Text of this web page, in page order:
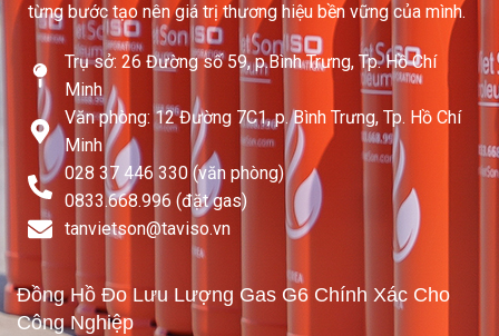
từng bước tạo nên giá trị thương hiệu bền vững của mình.
Trụ sở: 26 Đường số 59, p.Bình Trưng, Tp. Hồ Chí
Minh
Văn phòng: 12 Đường 7C1, p. Bình Trưng, Tp. Hồ Chí
Minh
028 37 446 330 (văn phòng)
0833.668.996 (đặt gas)
tanvietson@taviso.vn​
Đồng Hồ Đo Lưu Lượng Gas G6 Chính Xác Cho
Công Nghiệp